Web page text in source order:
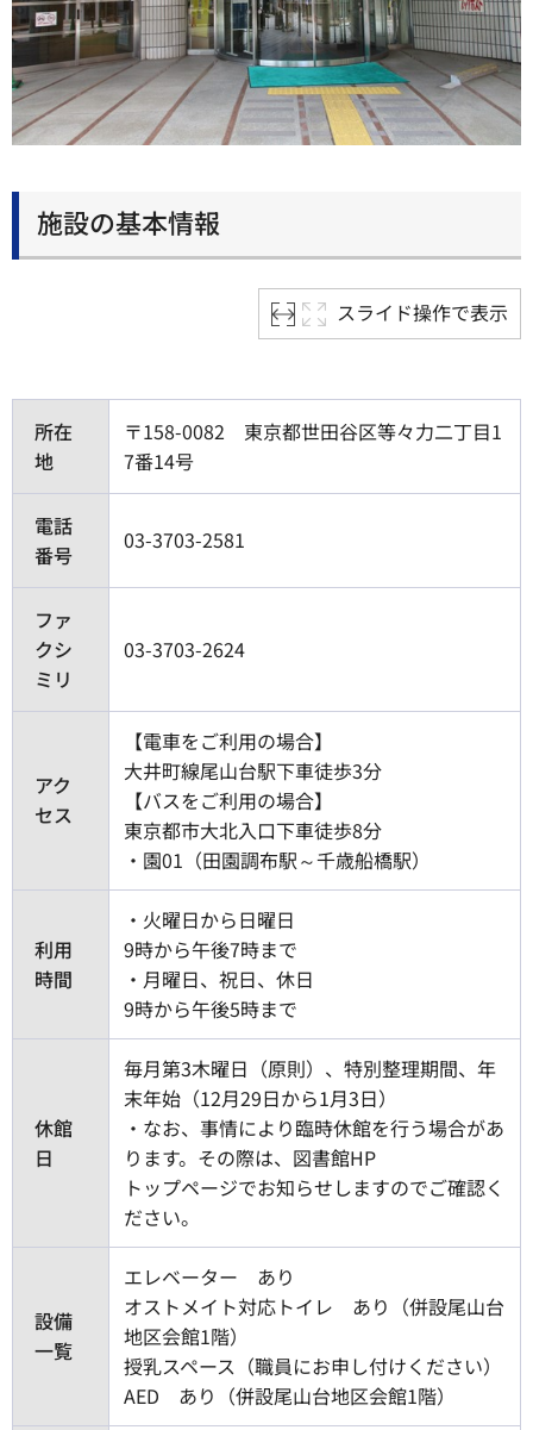
施設の基本情報
スライド操作で表示
所在
地
〒158-0082 東京都世田谷区等々力二丁目1
7番14号
電話
番号
03-3703-2581
ファ
クシ
ミリ
03-3703-2624
アク
セス
【電車をご利用の場合】
大井町線尾山台駅下車徒歩3分
【バスをご利用の場合】
東京都市大北入口下車徒歩8分
・園01（田園調布駅～千歳船橋駅）
利用
時間
・火曜日から日曜日
9時から午後7時まで
・月曜日、祝日、休日
9時から午後5時まで
休館
日
毎月第3木曜日（原則）、特別整理期間、年
末年始（12月29日から1月3日）
・なお、事情により臨時休館を行う場合があ
ります。その際は、図書館HP
トップページでお知らせしますのでご確認く
ださい。
設備
一覧
エレベーター あり
オストメイト対応トイレ あり（併設尾山台
地区会館1階）
授乳スペース（職員にお申し付けください）
AED あり（併設尾山台地区会館1階）